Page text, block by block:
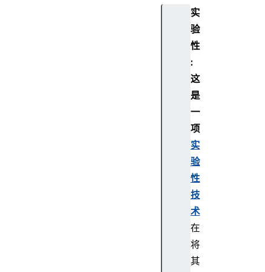
实
验
性
:
这
是
一
项
实
验
性
技
术
在
将
其